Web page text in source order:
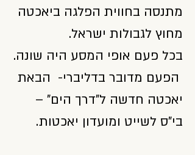
מתנסה בחווית הפלגה ביאכטה
מחוץ לגבולות ישראל.
בכל פעם אופי המסע היה שונה.
הפעם מדובר בדליברי- הבאת
יאכטה חדשה ל"דרך הים" –
בי"ס לשייט ומועדון יאכטות.